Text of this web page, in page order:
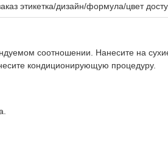
этикетка/дизайн/формула/цвет
соотношении. Нанесите на
кондиционирующую процедуру.